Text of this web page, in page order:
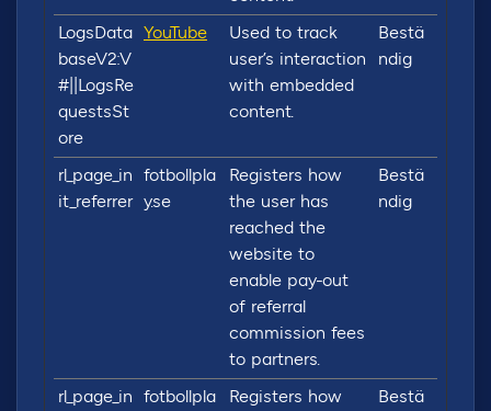
LogsData
baseV2:V
#||LogsRe
questsSt
ore
YouTube
Used to track
user’s interaction
with embedded
content.
Bestä
ndig
rl_page_in
it_referrer
fotbollpla
y.se
Registers how
the user has
reached the
website to
enable pay-out
of referral
commission fees
to partners.
Bestä
ndig
rl_page_in fotbollpla
Registers how
Bestä